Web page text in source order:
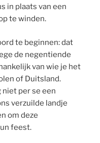
in plaats van een
te winden.
te beginnen: dat
de negentiende
van wie je het
of Duitsland.
per se een
verzuilde landje
om deze
feest.